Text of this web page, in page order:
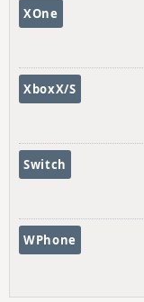
XOne
XboxX/S
Switch
WPhone